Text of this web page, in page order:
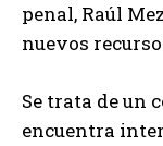
penal, Raúl
nuevos
Se trata de un
encuentra